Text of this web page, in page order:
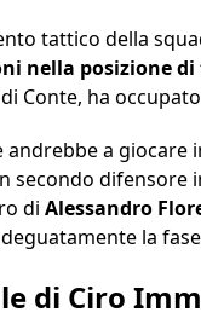
tattico della
nella posizione
Conte, ha
a
difensore
di Alessandro
la
di Ciro